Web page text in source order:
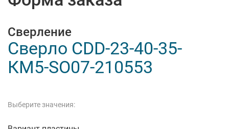
Сверление
Сверло CDD-23-40-35-
КМ5-SO07-210553
Выберите значения: